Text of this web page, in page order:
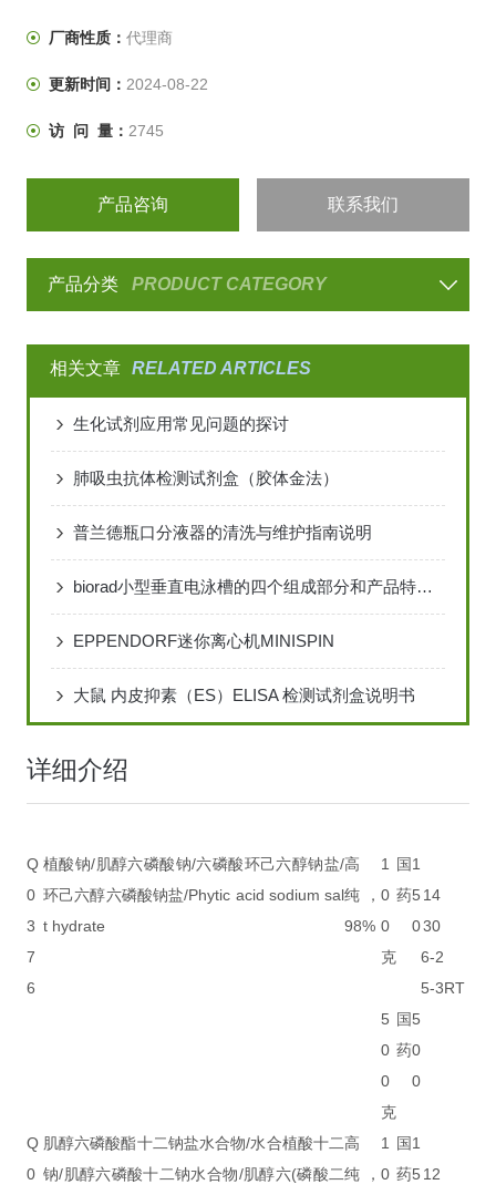
厂商性质： 代理商
更新时间： 2024-08-22
访 问 量： 2745
产品咨询 联系我们
产品分类 PRODUCT CATEGORY
相关文章 RELATED ARTICLES
生化试剂应用常见问题的探讨
肺吸虫抗体检测试剂盒（胶体金法）
普兰德瓶口分液器的清洗与维护指南说明
biorad小型垂直电泳槽的四个组成部分和产品特点说明
EPPENDORF迷你离心机MINISPIN
大鼠 内皮抑素（ES）ELISA 检测试剂盒说明书
详细介绍
Q
0
3
7
6
植酸钠/肌醇六磷酸钠/六磷酸环己六醇钠盐/
环己六醇六磷酸钠盐/Phytic acid sodium sal
t hydrate
高
纯，
98%
1
0
0
克
国
药
1
5
0
14
30
6-2
5-3RT
5
0
0
克
国
药
5
0
0
Q
0
肌醇六磷酸酯十二钠盐水合物/水合植酸十二
钠/肌醇六磷酸十二钠水合物/肌醇六(磷酸二
高
纯，
1
0
国
药
1
5 12